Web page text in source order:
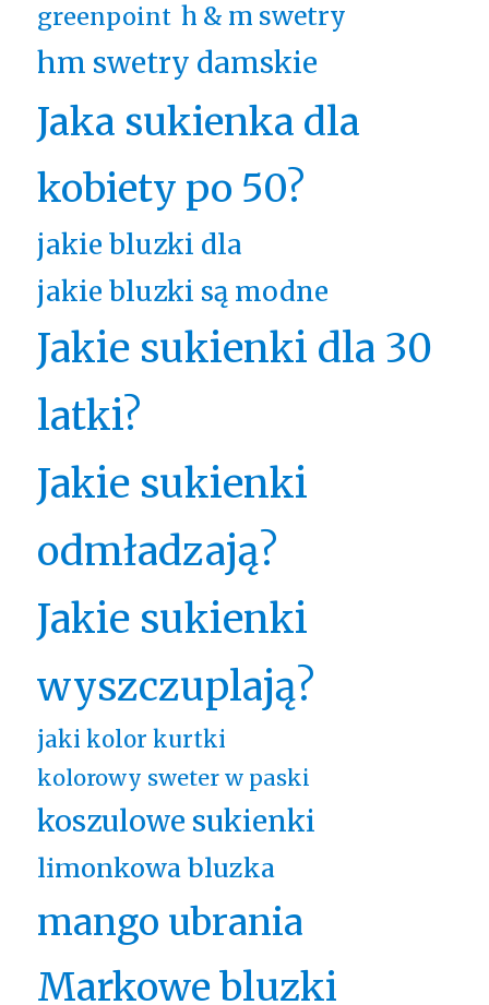
greenpoint h & m swetry
hm swetry damskie
Jaka sukienka dla
kobiety po 50?
jakie bluzki dla
jakie bluzki są modne
Jakie sukienki dla 30
latki?
Jakie sukienki
odmładzają?
Jakie sukienki
wyszczuplają?
jaki kolor kurtki
kolorowy sweter w paski
koszulowe sukienki
limonkowa bluzka
mango ubrania
Markowe bluzki